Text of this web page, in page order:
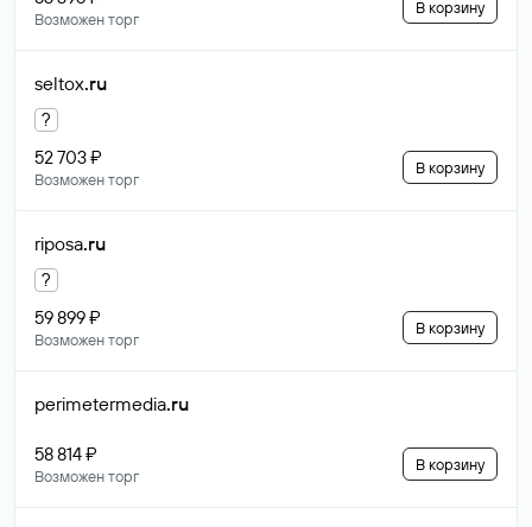
Возможен торг
В корзину
seltox.ru
?
52 703 ₽
Возможен торг
В корзину
riposa.ru
?
59 899 ₽
Возможен торг
В корзину
perimetermedia.ru
58 814 ₽
Возможен торг
В корзину